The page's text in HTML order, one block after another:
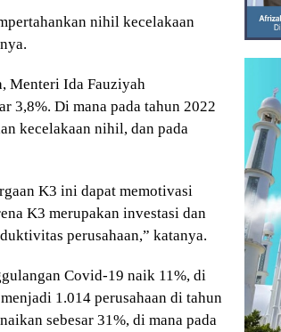
nihil kecelakaan
Menteri Ida Fauziyah
3,8%. Di mana pada tahun 2022
kecelakaan nihil, dan pada
K3 ini dapat memotivasi
K3 merupakan investasi dan
perusahaan,” katanya.
Covid-19 naik 11%, di
1.014 perusahaan di tahun
sebesar 31%, di mana pada